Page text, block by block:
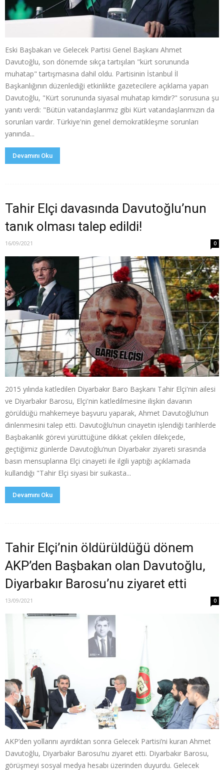
Eski Başbakan ve Gelecek Partisi Genel Başkanı Ahmet
Davutoğlu, son dönemde sıkça tartışılan "kürt sorununda
muhatap" tartışmasına dahil oldu. Partisinin İstanbul İl
Başkanlığının düzenlediği etkinlikte gazetecilere açıklama yapan
Davutoğlu, "Kürt sorununda siyasal muhatap kimdir?" sorusuna şu
yanıtı verdi: "Bütün vatandaşlarımız gibi Kürt vatandaşlarımızın da
sorunları vardır. Türkiye'nin genel demokratikleşme sorunları
yanında...
Devamını Oku
Tahir Elçi davasında Davutoğlu’nun
tanık olması talep edildi!
16/09/2021 0
2015 yılında katledilen Diyarbakır Baro Başkanı Tahir Elçi'nin ailesi
ve Diyarbakır Barosu, Elçi'nin katledilmesine ilişkin davanın
görüldüğü mahkemeye başvuru yaparak, Ahmet Davutoğlu’nun
dinlenmesini talep etti. Davutoğlu’nun cinayetin işlendiği tarihlerde
Başbakanlık görevi yürüttüğüne dikkat çekilen dilekçede,
geçtiğimiz günlerde Davutoğlu’nun Diyarbakır ziyareti sırasında
basın mensuplarına Elçi cinayeti ile ilgili yaptığı açıklamada
kullandığı "Tahir Elçi siyasi bir suikasta...
Devamını Oku
Tahir Elçi’nin öldürüldüğü dönem
AKP’den Başbakan olan Davutoğlu,
Diyarbakır Barosu’nu ziyaret etti
13/09/2021 0
AKP’den yollarını ayırdıktan sonra Gelecek Partisi’ni kuran Ahmet
Davutoğlu, Diyarbakır Barosu’nu ziyaret etti. Diyarbakır Barosu,
görüşmeyi sosyal medya hesabı üzerinden duyurdu. Gelecek